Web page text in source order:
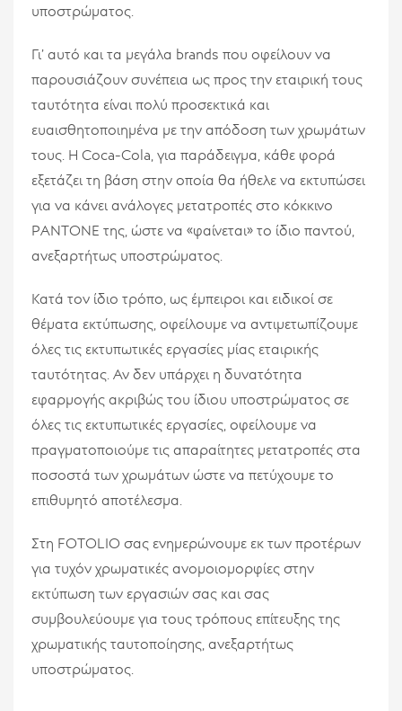
υποστρώματος.
Γι’ αυτό και τα μεγάλα brands που οφείλουν να
παρουσιάζουν συνέπεια ως προς την εταιρική τους
ταυτότητα είναι πολύ προσεκτικά και
ευαισθητοποιημένα με την απόδοση των χρωμάτων
τους. Η Coca-Cola, για παράδειγμα, κάθε φορά
εξετάζει τη βάση στην οποία θα ήθελε να εκτυπώσει
για να κάνει ανάλογες μετατροπές στο κόκκινο
PANTONE της, ώστε να «φαίνεται» το ίδιο παντού,
ανεξαρτήτως υποστρώματος.
Κατά τον ίδιο τρόπο, ως έμπειροι και ειδικοί σε
θέματα εκτύπωσης, οφείλουμε να αντιμετωπίζουμε
όλες τις εκτυπωτικές εργασίες μίας εταιρικής
ταυτότητας. Αν δεν υπάρχει η δυνατότητα
εφαρμογής ακριβώς του ίδιου υποστρώματος σε
όλες τις εκτυπωτικές εργασίες, οφείλουμε να
πραγματοποιούμε τις απαραίτητες μετατροπές στα
ποσοστά των χρωμάτων ώστε να πετύχουμε το
επιθυμητό αποτέλεσμα.
Στη FOTOLIO σας ενημερώνουμε εκ των προτέρων
για τυχόν χρωματικές ανομοιομορφίες στην
εκτύπωση των εργασιών σας και σας
συμβουλεύουμε για τους τρόπους επίτευξης της
χρωματικής ταυτοποίησης, ανεξαρτήτως
υποστρώματος.